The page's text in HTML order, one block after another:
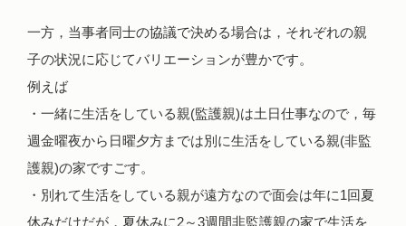
一方，当事者同士の協議で決める場合は，それぞれの親
子の状況に応じてバリエーションが豊かです。
例えば
・一緒に生活をしている親(監護親)は土日仕事なので，毎
週金曜夜から日曜夕方までは別に生活をしている親(非監
護親)の家ですごす。
・別れて生活をしている親が遠方なので面会は年に1回夏
休みだけだが，夏休みに2～3週間非監護親の家で生活を